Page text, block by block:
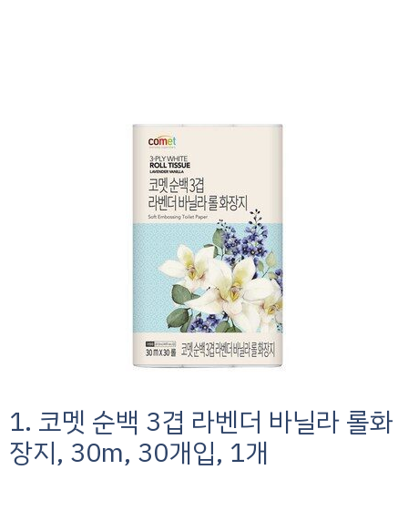
1. 코멧 순백 3겹 라벤더 바닐라 롤화
장지, 30m, 30개입, 1개